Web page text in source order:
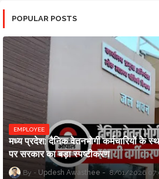
POPULAR POSTS
EMPLOYEE
मध्य प्रदेश: दैनिक वेतनभोगी कर्मचारियों के
पर सरकार का बड़ा स्पष्टीकरण
Updesh Awasthee 8/01/2026